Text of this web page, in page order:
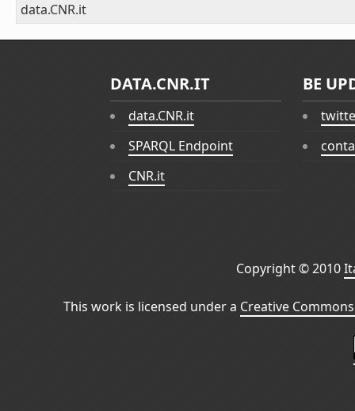
data.CNR.it
DATA.CNR.IT
data.CNR.it
SPARQL Endpoint
CNR.it
BE
Copyright © 2010
This work is licensed under a Creative